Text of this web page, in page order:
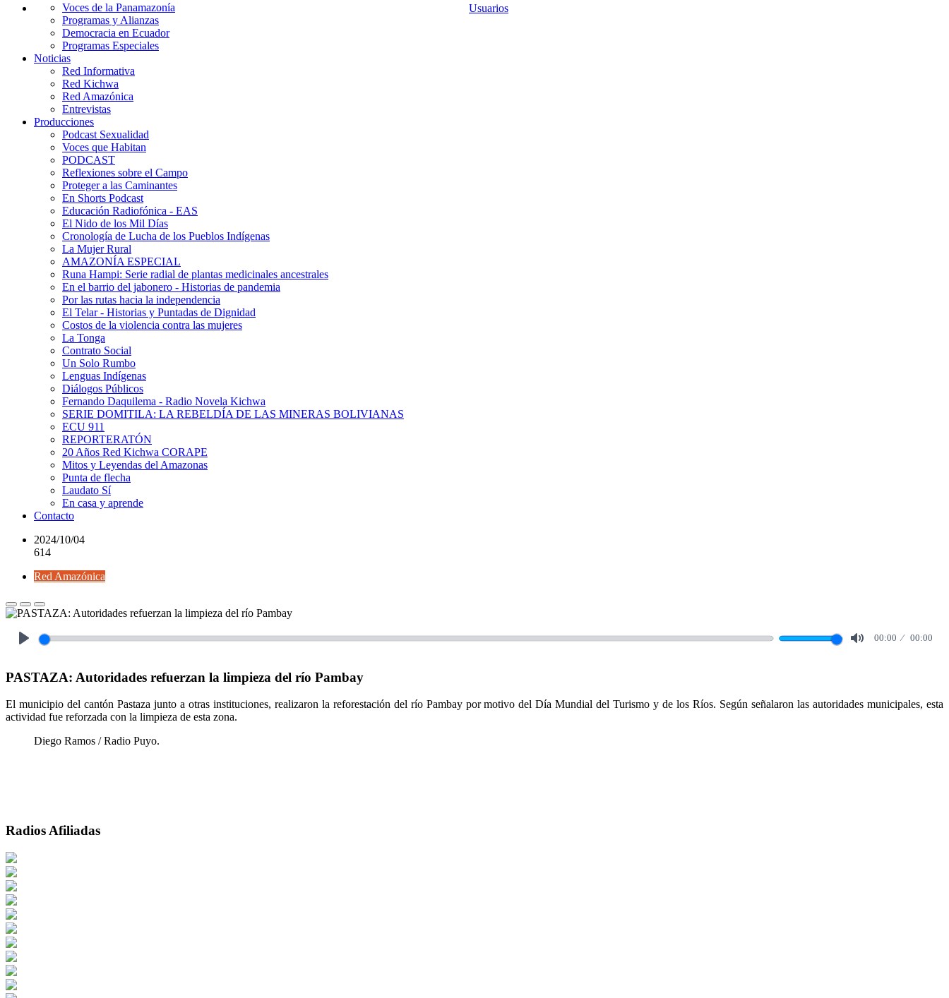
Usuarios
Voces de la Panamazonía
Programas y Alianzas
Democracia en Ecuador
Programas Especiales
Noticias
Red Informativa
Red Kichwa
Red Amazónica
Entrevistas
Producciones
Podcast Sexualidad
Voces que Habitan
PODCAST
Reflexiones sobre el Campo
Proteger a las Caminantes
En Shorts Podcast
Educación Radiofónica - EAS
El Nido de los Mil Días
Cronología de Lucha de los Pueblos Indígenas
La Mujer Rural
AMAZONÍA ESPECIAL
Runa Hampi: Serie radial de plantas medicinales ancestrales
En el barrio del jabonero - Historias de pandemia
Por las rutas hacia la independencia
El Telar - Historias y Puntadas de Dignidad
Costos de la violencia contra las mujeres
La Tonga
Contrato Social
Un Solo Rumbo
Lenguas Indígenas
Diálogos Públicos
Fernando Daquilema - Radio Novela Kichwa
SERIE DOMITILA: LA REBELDÍA DE LAS MINERAS BOLIVIANAS
ECU 911
REPORTERATÓN
20 Años Red Kichwa CORAPE
Mitos y Leyendas del Amazonas
Punta de flecha
Laudato Sí
En casa y aprende
Contacto
2024/10/04
614
Red Amazónica
00:00 00:00
PASTAZA: Autoridades refuerzan la limpieza del río Pambay
El municipio del cantón Pastaza junto a otras instituciones, realizaron la reforestación del río Pambay por motivo del Día Mundial del Turismo y de los Ríos. Según señalaron las autoridades municipales, esta
actividad fue reforzada con la limpieza de esta zona.
Diego Ramos / Radio Puyo.
Radios Afiliadas